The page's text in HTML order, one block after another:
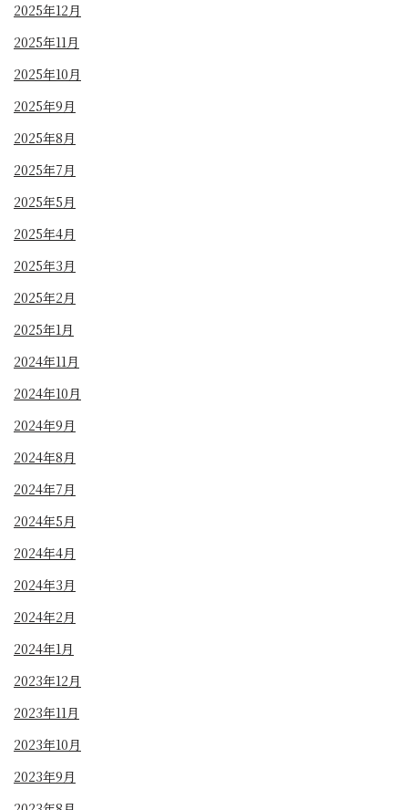
2025年12月
2025年11月
2025年10月
2025年9月
2025年8月
2025年7月
2025年5月
2025年4月
2025年3月
2025年2月
2025年1月
2024年11月
2024年10月
2024年9月
2024年8月
2024年7月
2024年5月
2024年4月
2024年3月
2024年2月
2024年1月
2023年12月
2023年11月
2023年10月
2023年9月